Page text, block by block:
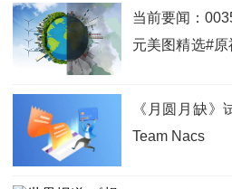
当前要闻：
元美图精选#
《月圆月缺》
Team Nacs